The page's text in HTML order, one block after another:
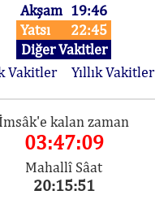
Akşam 19:46
Yatsı
22:45
Diğer Vakitler
Vakitler
Yıllık Vakitler
İmsâk'e kalan zaman
03:47:09
Mahallî Sâat
20:15:51